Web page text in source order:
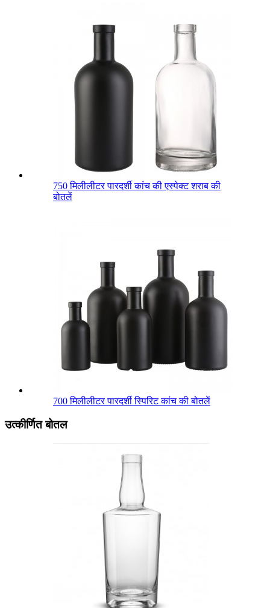
750 मिलीलीटर पारदर्शी कांच की एस्पेक्ट शराब की
बोतलें
700 मिलीलीटर पारदर्शी स्पिरिट कांच की बोतलें
उत्कीर्णित बोतल